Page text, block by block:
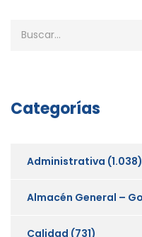
Categorías
Administrativa (1.038)
Almacén General –
Calidad (731)